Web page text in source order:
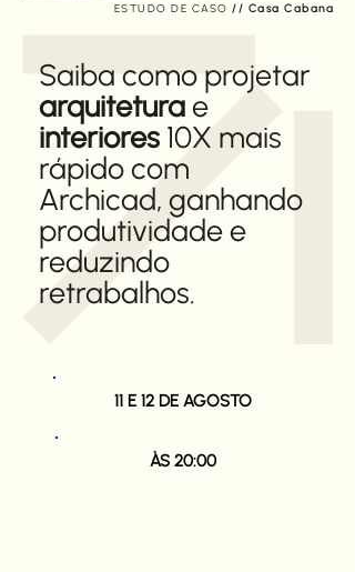
ESTUDO DE CASO // Casa Cabana
Saiba como projetar
arquiteturae
interiores 10X mais
rápido com
Archicad, ganhando
produtividade e
reduzindo
retrabalhos.
11 E 12 DE AGOSTO
ÀS 20:00